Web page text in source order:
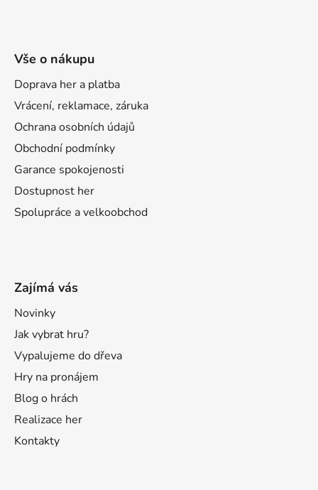
Vše o nákupu
Doprava her a platba
Vrácení, reklamace, záruka
Ochrana osobních údajů
Obchodní podmínky
Garance spokojenosti
Dostupnost her
Spolupráce a velkoobchod
Zajímá vás
Novinky
Jak vybrat hru?
Vypalujeme do dřeva
Hry na pronájem
Blog o hrách
Realizace her
Kontakty